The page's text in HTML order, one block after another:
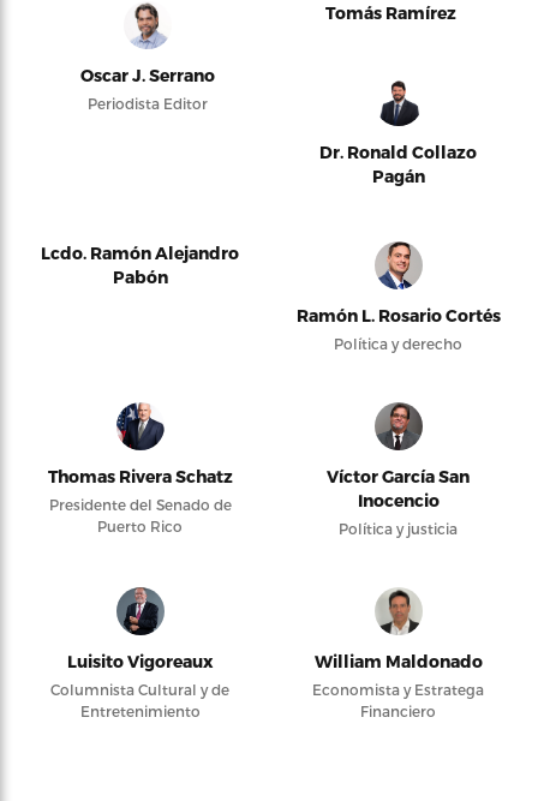
Oscar J. Serrano
Periodista Editor
Tomás Ramírez
Dr. Ronald Collazo
Pagán
Lcdo. Ramón Alejandro
Pabón
Ramón L. Rosario Cortés
Política y derecho
Thomas Rivera Schatz
Presidente del Senado de
Puerto Rico
Víctor García San
Inocencio
Política y justicia
Luisito Vigoreaux
Columnista Cultural y de
Entretenimiento
William Maldonado
Economista y Estratega
Financiero